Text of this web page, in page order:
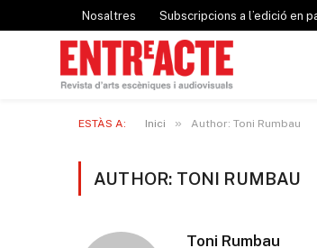
Nosaltres Subscripcions a l’edició en
ESTÀS A: Inici » Author: Toni Rumbau
AUTHOR: TONI RUMBAU
Toni Rumbau